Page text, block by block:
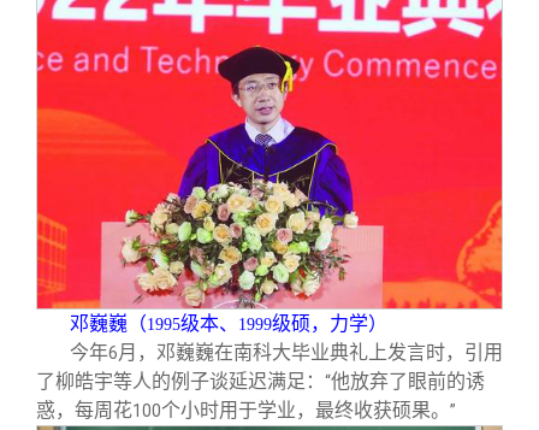
西南联大校友会
义工计划
新媒体平台
青春风采
校友文苑
校友讲坛
校友视界
信息化服务
三创大赛
实用信息
总会简介
会长致辞
总会章程
理事会名单
制度法规
联系我们
关闭
邓巍巍（1995级本、 1999级硕，力学）
今年6月，邓巍巍在南科大毕业典礼上发言时，引用
了柳皓宇等人的例子谈延迟满足： “他放弃了眼前的诱
惑，每周花100个小时用于学业，最终收获硕果。 ”